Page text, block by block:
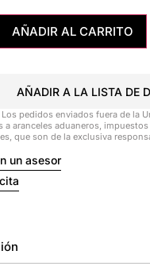
AÑADIR AL CARRITO
AÑADIR A LA LISTA DE
Los pedidos enviados fuera de la
a aranceles aduaneros,
que son de la exclusiva
un asesor